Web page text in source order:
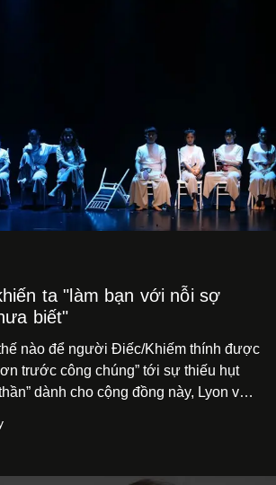
ta "làm bạn với nỗi sợ
biết"
nào để người Điếc/Khiếm thính được
trước công chúng” tới sự thiếu hụt
dành cho cộng đồng này, Lyon và
đại thành hiện thực, mang tên Lắng